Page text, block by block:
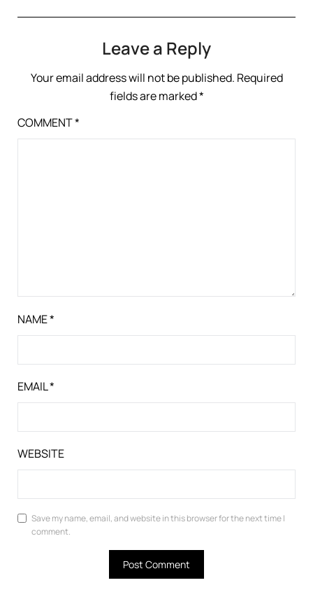
Leave a Reply
Your email address will not be published. Required
fields are marked*
COMMENT*
NAME*
EMAIL*
WEBSITE
Save my name, email, and website in this browser for the next time I
comment.